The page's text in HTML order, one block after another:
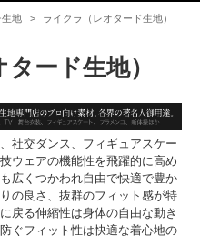
生地 > ライクラ（レオタード生地）
ード生地）
社交ダンス、フィギュアスケー
ウェアの機能性を飛躍的に高め
広くつかわれ自由で快適で豊か
の良さ、抜群のフィット感が特
戻る伸縮性は身体の自由な動き
ぐフィット性は快適な着心地の